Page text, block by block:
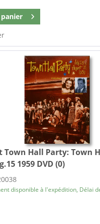
panier
Town Hall Party: Town
1959 DVD (0)
disponible à l'expédition, Délai